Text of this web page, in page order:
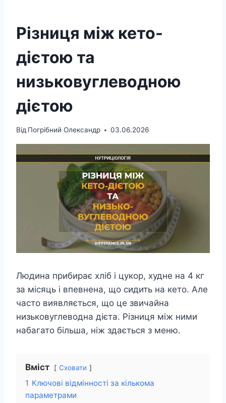
Різниця між кето-
дієтою та
низьковуглеводною
дієтою
Від Погрібний Олександр 03.06.2026
Людина прибирає хліб і цукор, худне на 4 кг
за місяць і впевнена, що сидить на кето. Але
часто виявляється, що це звичайна
низьковуглеводна дієта. Різниця між ними
набагато більша, ніж здається з меню.
Вміст Сховати
1 Ключові відмінності за кількома
параметрами